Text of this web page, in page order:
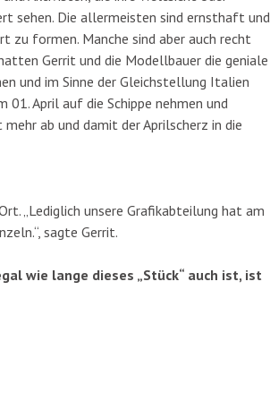
sehen. Die allermeisten sind ernsthaft und
zu formen. Manche sind aber auch recht
Gerrit und die Modellbauer die geniale
und im Sinne der Gleichstellung Italien
April auf die Schippe nehmen und
ab und damit der Aprilscherz in die
„Lediglich unsere Grafikabteilung hat am
sagte Gerrit.
wie lange dieses „Stück“ auch ist, ist